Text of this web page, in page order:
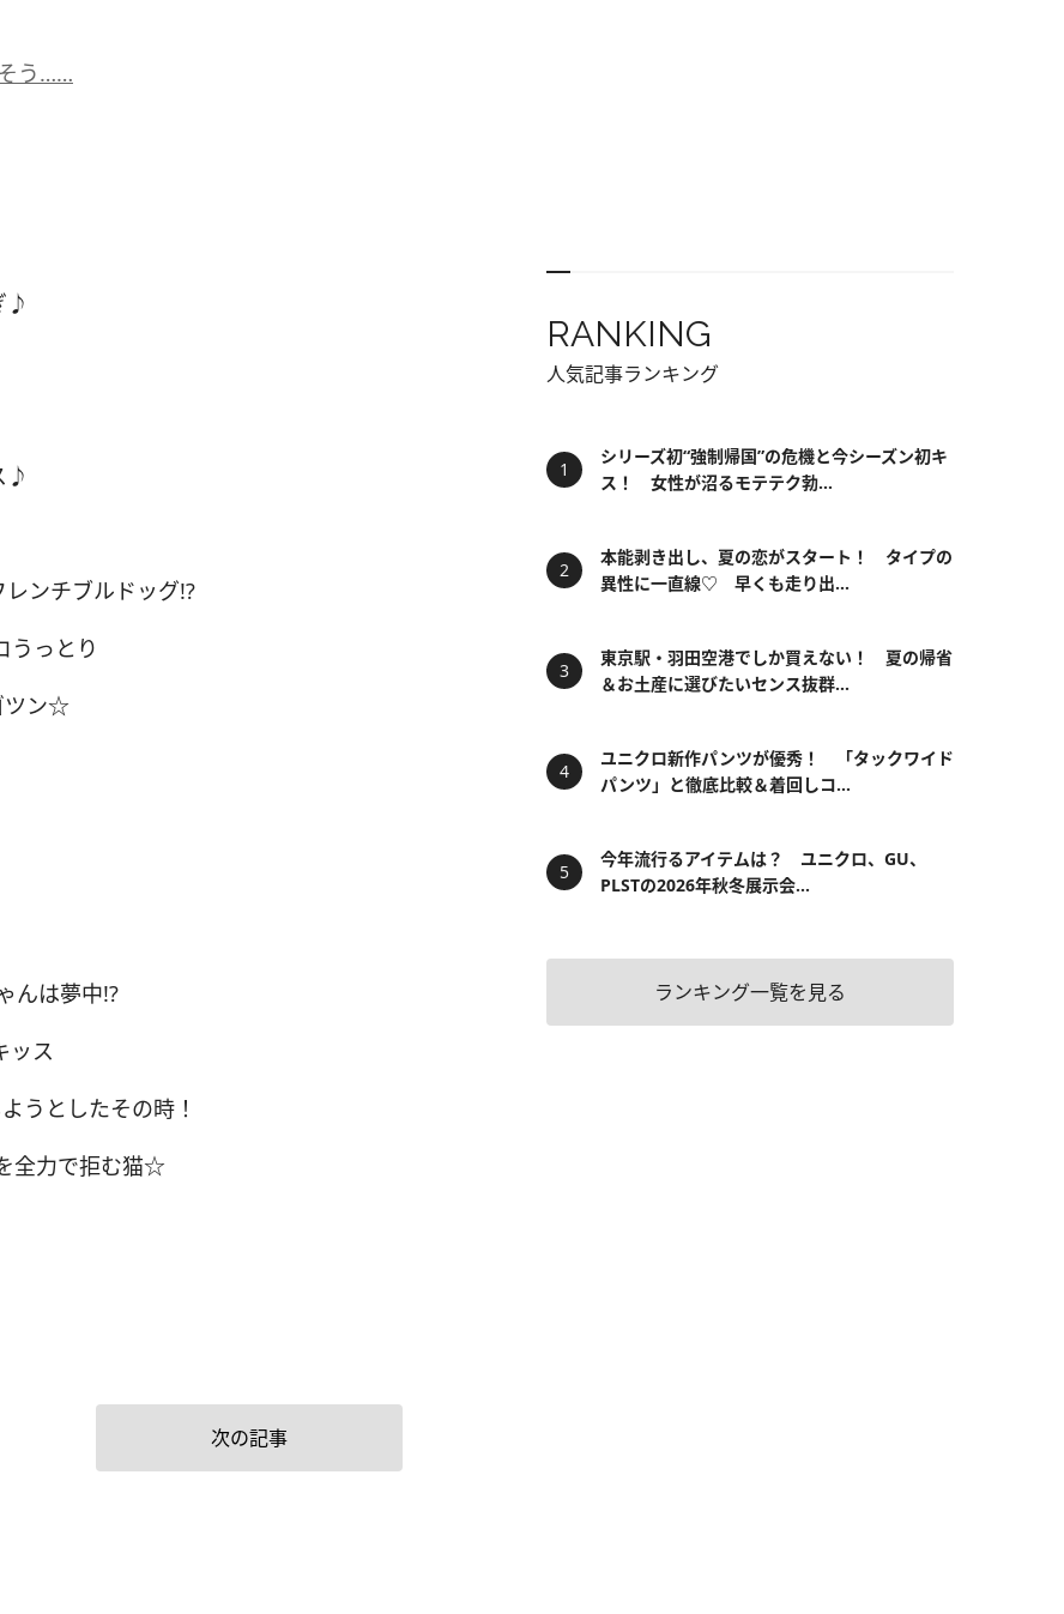
う……
♪
♪
ンチブルドッグ!?
うっとり
ツン☆
んは夢中!?
ッス
うとしたその時！
全力で拒む猫☆
次の記事
RANKING
人気記事ランキング
シリーズ初“強制帰国”の危機と今シーズン初キ
ス！ 女性が沼るモテテク勃...
本能剥き出し、夏の恋がスタート！ タイプの
異性に一直線♡ 早くも走り出...
東京駅・羽田空港でしか買えない！ 夏の帰省
＆お土産に選びたいセンス抜群...
ユニクロ新作パンツが優秀！ 「タックワイド
パンツ」と徹底比較＆着回しコ...
今年流行るアイテムは？ ユニクロ、GU、
PLSTの2026年秋冬展示会...
ランキング一覧を見る